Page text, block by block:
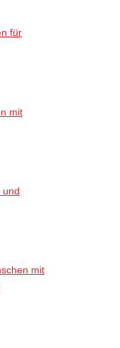
für
mit
und
mit